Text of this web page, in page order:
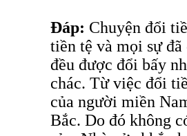
Đáp: Chuyện đổi
tiền tệ và mọi sự
đều được đổi bấy
chác. Từ việc đổi
của người miền
Bắc. Do đó không